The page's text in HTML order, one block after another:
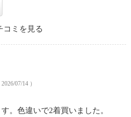
コミを見る
07/14 ）
。色違いで2着買いました。